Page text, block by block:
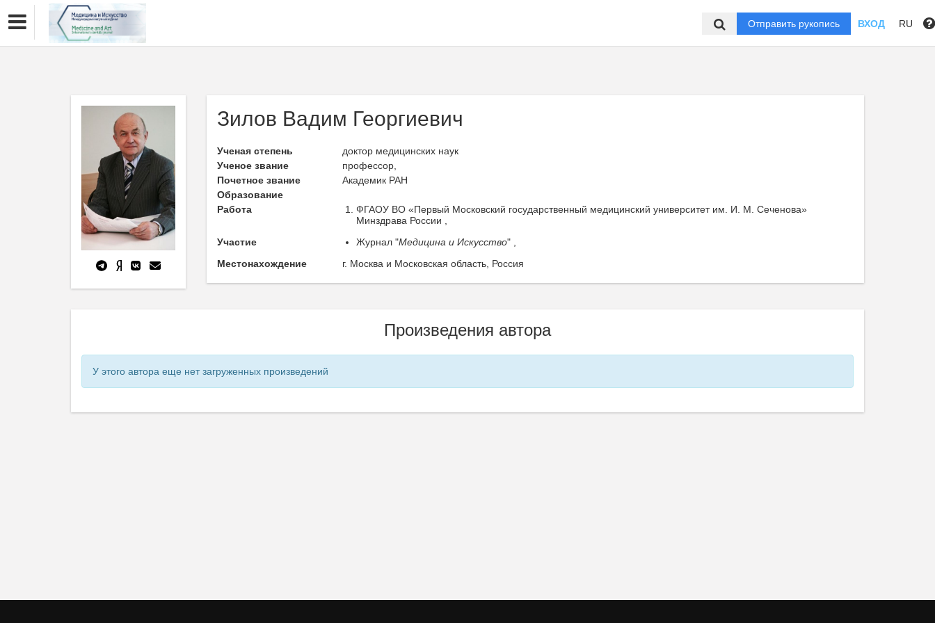
Отправить рукопись ВХОД RU
Зилов Вадим Георгиевич
Ученая степень
доктор медицинских наук
Ученое звание
профессор,
Почетное звание
Академик РАН
Образование
Работа
ФГАОУ ВО «Первый Московский государственный медицинский университет им. И. М. Сеченова»
Минздрава России ,
Участие
Журнал "Медицина и Искусство" ,
Местонахождение
г. Москва и Московская область, Россия
Произведения автора
У этого автора еще нет загруженных произведений